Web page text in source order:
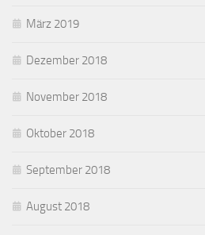
März 2019
Dezember 2018
November 2018
Oktober 2018
September 2018
August 2018